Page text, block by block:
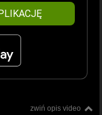
zwiń opis video